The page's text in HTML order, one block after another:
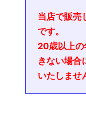
当店で販売
です。
20歳以上
きない場合
いたしませ